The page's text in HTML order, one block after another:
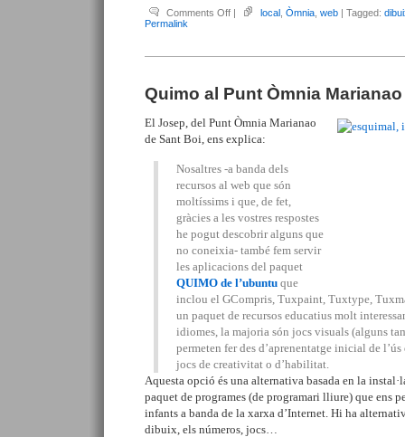
Comments Offon
Recomanacions
de
de
la
| local Òmnia web | Tagged:
Permalink
Quimo al Punt Òmnia Marianao
El Josep, del Punt Òmnia Marianao
de Sant Boi, ens explica:
Nosaltres -a banda dels
recursos al web que són
moltíssims i que, de fet,
gràcies a les vostres respostes
he pogut descobrir alguns que
no coneixia- també fem servir
les aplicacions del paquet
QUIMO de l’ubuntu que
inclou el GCompris, Tuxpaint, Tuxtype,
un paquet de recursos educatius molt
idiomes, la majoria són jocs visuals (alguns
permeten fer des d’aprenentatge inicial de
jocs de creativitat o d’habilitat.
Aquesta opció és una alternativa basada en la
paquet de programes (de programari lliure) que ens
infants a banda de la xarxa d’Internet. Hi ha
dibuix, els números, jocs…